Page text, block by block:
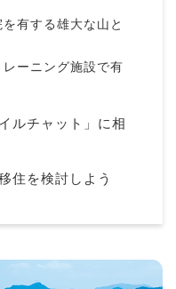
を有する雄大な山と
レーニング施設で有
ルチャット」に相
住を検討しよう